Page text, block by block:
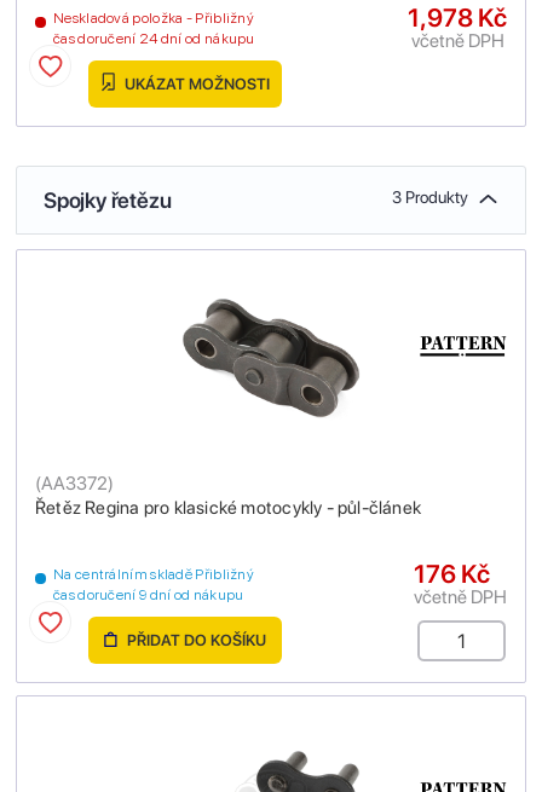
Neskladová položka - Přibližný
čas doručení 24 dní od nákupu
1,978 Kč
včetně DPH
UKÁZAT MOŽNOSTI
Spojky řetězu 3 Produkty
Řetěz Regina pro klasické motocykly - půl-článek
(AA3372)
Na centrálním skladě Přibližný
čas doručení 9 dní od nákupu
176 Kč
včetně DPH
PŘIDAT DO KOŠÍKU